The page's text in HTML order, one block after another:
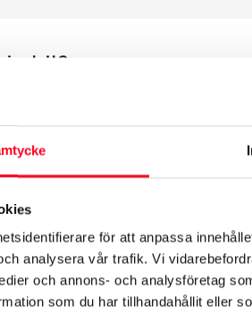
för att anpassa
analysera vår trafik. Vi
och annons- och analysföretag
som du har tillhandahållit eller
bil?
att se om den fälg du valt passar
gång så att däck och fälg har
fälgen ha bytts ut under årens
som bilen hade ut från fabrik.